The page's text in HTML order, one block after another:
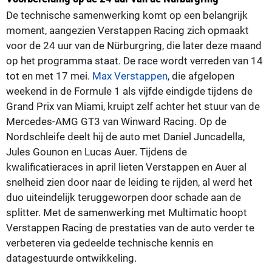
De technische samenwerking komt op een belangrijk
moment, aangezien Verstappen Racing zich opmaakt
voor de 24 uur van de Nürburgring, die later deze maand
op het programma staat. De race wordt verreden van 14
tot en met 17 mei. Max Verstappen, die afgelopen
weekend in de Formule 1 als vijfde eindigde tijdens de
Grand Prix van Miami, kruipt zelf achter het stuur van de
Mercedes-AMG GT3 van Winward Racing. Op de
Nordschleife deelt hij de auto met Daniel Juncadella,
Jules Gounon en Lucas Auer. Tijdens de
kwalificatieraces in april lieten Verstappen en Auer al
snelheid zien door naar de leiding te rijden, al werd het
duo uiteindelijk teruggeworpen door schade aan de
splitter. Met de samenwerking met Multimatic hoopt
Verstappen Racing de prestaties van de auto verder te
verbeteren via gedeelde technische kennis en
datagestuurde ontwikkeling.